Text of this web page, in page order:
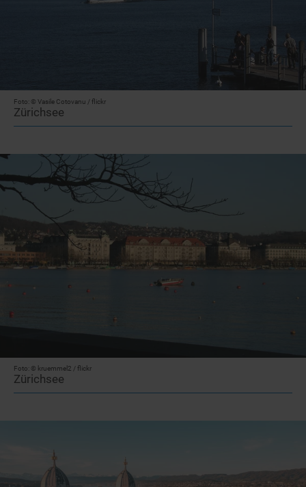
Foto: © Vasile Cotovanu / flickr
Zürichsee
Foto: © kruemmel2 / flickr
Zürichsee